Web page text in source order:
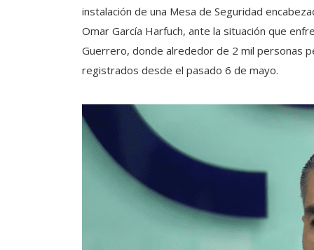
instalación de una Mesa de Seguridad
Omar García Harfuch, ante la situación que
Guerrero, donde alrededor de 2 mil personas
registrados desde el pasado 6 de mayo.